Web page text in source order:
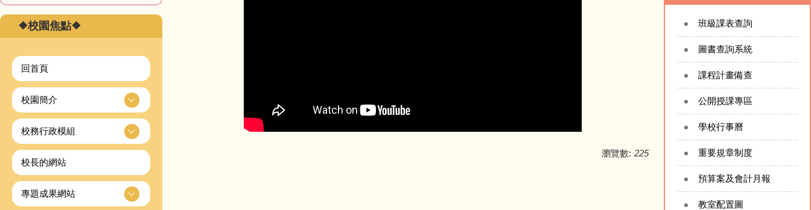
❖校園焦點❖
回首頁
校園簡介
校務行政模組
校長的網站
專題成果網站
瀏覽數: 225
班級課表查詢
圖書查詢系統
課程計畫備查
公開授課專區
學校行事曆
重要規章制度
預算案及會計月報
教室配置圖